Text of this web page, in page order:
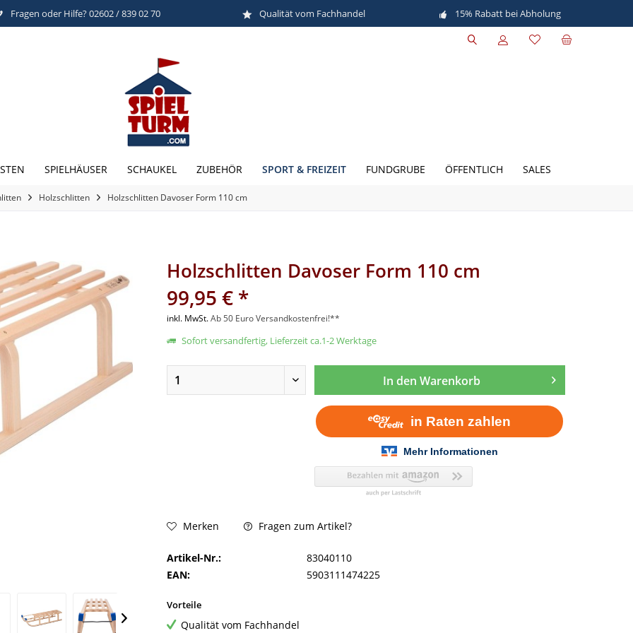
Fragen oder Hilfe? 02602 / 839 02 70 Qualität vom Fachhandel 15% Rabatt bei Abholung
SPIELHÄUSER SCHAUKEL ZUBEHÖR SPORT & FREIZEIT FUNDGRUBE ÖFFENTLICH SALES
Holzschlitten Holzschlitten Davoser Form 110 cm
Holzschlitten Davoser Form 110 cm
99,95 € *
inkl. MwSt.Ab 50 Euro Versandkostenfrei!**
Sofort versandfertig, Lieferzeit ca.1-2 Werktage
In den Warenkorb
Merken Fragen zum Artikel?
Artikel-Nr.:
83040110
EAN:
5903111474225
Vorteile
Qualität vom Fachhandel